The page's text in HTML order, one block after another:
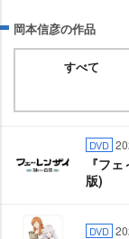
岡本信彦の作品
すべて
DVD
『フ
版)
DVD